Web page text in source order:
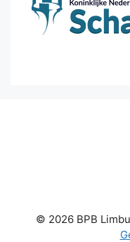
© 2026 BPB